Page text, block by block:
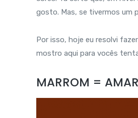
gosto. Mas, se tivermos um
Por isso, hoje eu resolvi
mostro aqui para vocês
MARROM =